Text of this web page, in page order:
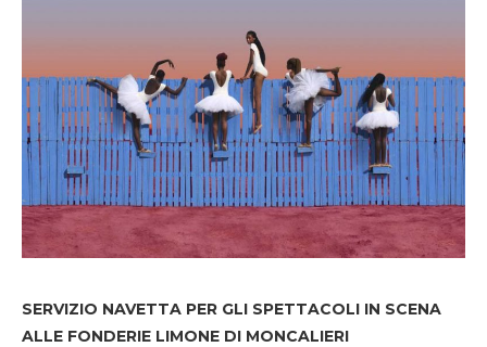
SERVIZIO NAVETTA PER GLI SPETTACOLI IN SCENA
ALLE FONDERIE LIMONE DI MONCALIERI